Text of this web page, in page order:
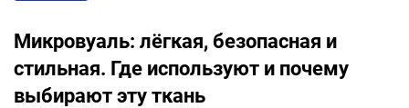
Микровуаль: лёгкая, безопасная и
стильная. Где используют и почему
выбирают эту ткань